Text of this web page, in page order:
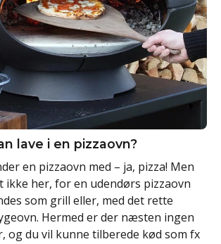
lave i en pizzaovn?
en pizzaovn med – ja, pizza! Men
ikke her, for en udendørs pizzaovn
som grill eller, med det rette
Hermed er der næsten ingen
og du vil kunne tilberede kød som fx